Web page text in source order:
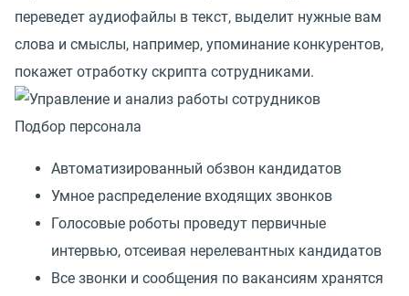
переведет аудиофайлы в текст, выделит нужные вам
слова и смыслы, например, упоминание конкурентов,
покажет отработку скрипта сотрудниками.
Подбор персонала
Автоматизированный обзвон кандидатов
Умное распределение входящих звонков
Голосовые роботы проведут первичные
интервью, отсеивая нерелевантных кандидатов
Все звонки и сообщения по вакансиям хранятся